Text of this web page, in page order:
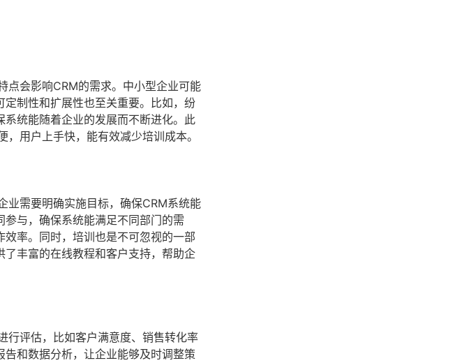
点会影响CRM的需求。中小型企业可能
制性和扩展性也至关重要。比如，纷
统能随着企业的发展而不断进化。此
用户上手快，能有效减少培训成本。
业需要明确实施目标，确保CRM系统能
与，确保系统能满足不同部门的需
率。同时，培训也是不可忽视的一部
丰富的在线教程和客户支持，帮助企
行评估，比如客户满意度、销售转化率
和数据分析，让企业能够及时调整策